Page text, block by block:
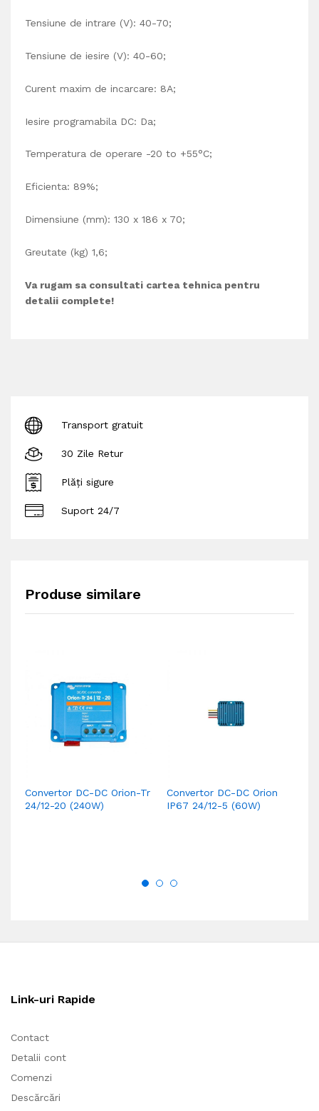
Tensiune de intrare (V): 40-70;
Tensiune de iesire (V): 40-60;
Curent maxim de incarcare: 8A;
Iesire programabila DC: Da;
Temperatura de operare -20 to +55°C;
Eficienta: 89%;
Dimensiune (mm): 130 x 186 x 70;
Greutate (kg) 1,6;
Va rugam sa consultati cartea tehnica pentru
detalii complete!
Transport gratuit
30 Zile Retur
Plăți sigure
Suport 24/7
Produse similare
Convertor DC-DC Orion-Tr
24/12-20 (240W)
Convertor DC-DC Orion
IP67 24/12-5 (60W)
Link-uri Rapide
Contact
Detalii cont
Comenzi
Descărcări